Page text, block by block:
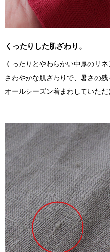
くったりした肌ざわり。
くったりとやわらかい中厚のリネ
さわやかな肌ざわりで、暑さの残
オールシーズン着まわしていただ